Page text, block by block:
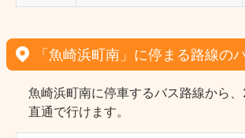
「魚崎浜町南」に停まる路線の
魚崎浜町南に停車するバス路線から
直通で行けます。